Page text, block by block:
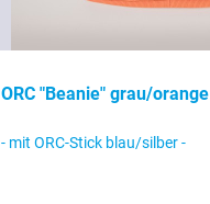
ORC "Beanie" grau/orange
- mit ORC-Stick blau/silber -